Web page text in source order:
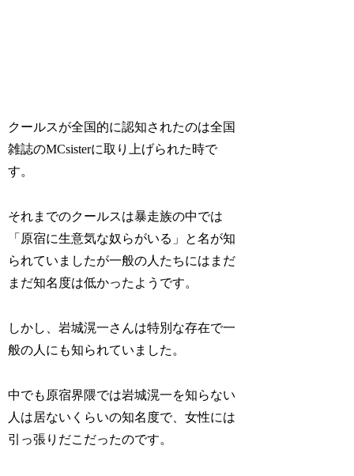
クールスが全国的に認知されたのは全国
雑誌のMCsisterに取り上げられた時で
す。
それまでのクールスは暴走族の中では
「原宿に生意気な奴らがいる」と名が知
られていましたが一般の人たちにはまだ
まだ知名度は低かったようです。
しかし、岩城滉一さんは特別な存在で一
般の人にも知られていました。
中でも原宿界隈では岩城滉一を知らない
人は居ないくらいの知名度で、女性には
引っ張りだこだったのです。